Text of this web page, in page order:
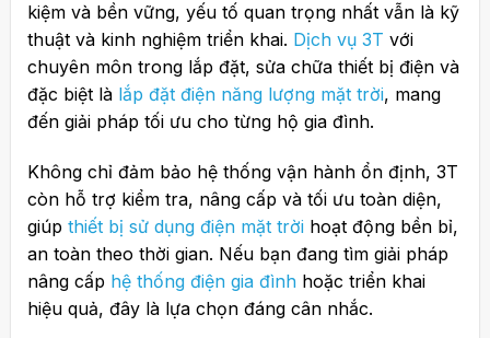
kiệm và bền vững, yếu tố quan trọng nhất vẫn là kỹ
thuật và kinh nghiệm triển khai. Dịch vụ 3T với
chuyên môn trong lắp đặt, sửa chữa thiết bị điện và
đặc biệt là lắp đặt điện năng lượng mặt trời, mang
đến giải pháp tối ưu cho từng hộ gia đình.
Không chỉ đảm bảo hệ thống vận hành ổn định, 3T
còn hỗ trợ kiểm tra, nâng cấp và tối ưu toàn diện,
giúp thiết bị sử dụng điện mặt trờihoạt động bền bỉ,
an toàn theo thời gian. Nếu bạn đang tìm giải pháp
nâng cấp hệ thống điện gia đìnhhoặc triển khai
hiệu quả, đây là lựa chọn đáng cân nhắc.